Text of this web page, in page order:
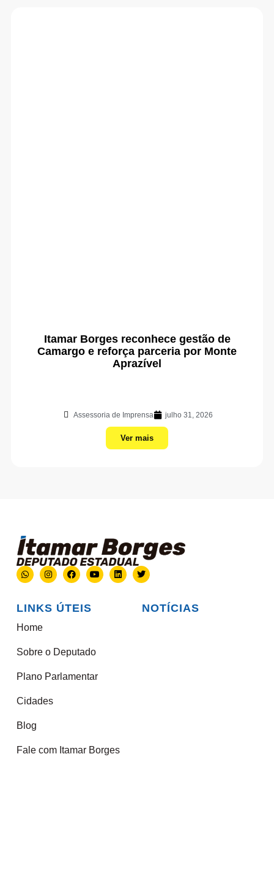
Itamar Borges reconhece gestão de
Camargo e reforça parceria por Monte
Aprazível
Assessoria de Imprensa julho 31, 2026
Ver mais
LINKS ÚTEIS
Home
Sobre o Deputado
Plano Parlamentar
Cidades
Blog
Fale com Itamar Borges
NOTÍCIAS